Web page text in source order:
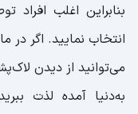
بنابراین اغلب
انتخاب نمایید. اگر
می‌توانید از دیدن
به‌دنیا آمده لذت